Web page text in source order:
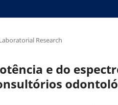
Research
e do